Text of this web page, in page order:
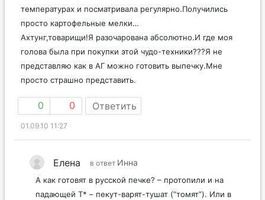
температурах и посматривала регулярно.Получились
просто картофельные мелки…
Ахтунг,товарищи!Я разочарована абсолютно.И где моя
голова была при покупки этой чудо-техники???Я не
представляю как в АГ можно готовить выпечку.Мне
просто страшно представить.
0 0 Ответить
01.09.10 11:27
Елена в ответ Инна
А как готовят в русской печке? – протопили и на
падающей Т* – пекут-варят-тушат (“томят”). Или в